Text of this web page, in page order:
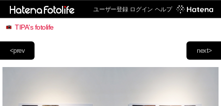
ユーザー登録 ログイン ヘルプ
TIPA's fotolife
next>
<prev